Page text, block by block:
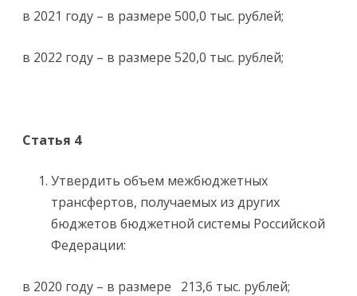
в 2021 году – в размере 500,0 тыс. рублей;
в 2022 году – в размере 520,0 тыс. рублей;
Статья 4
Утвердить объем межбюджетных
трансфертов, получаемых из других
бюджетов бюджетной системы Российской
Федерации:
в 2020 году – в размере 213,6 тыс. рублей;